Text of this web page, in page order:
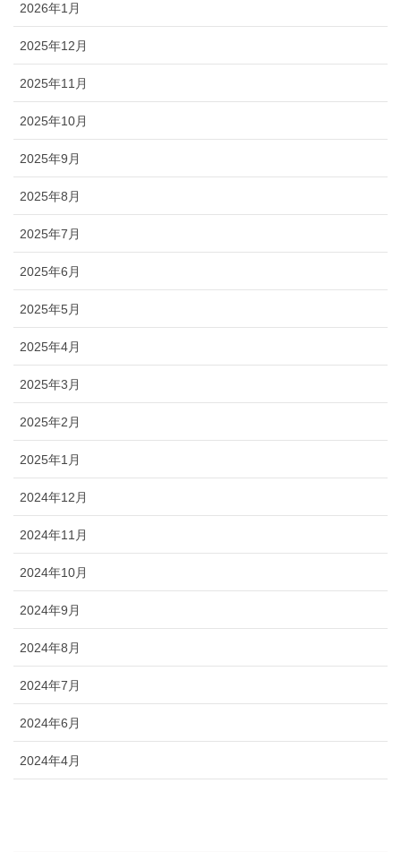
2026年1月
2025年12月
2025年11月
2025年10月
2025年9月
2025年8月
2025年7月
2025年6月
2025年5月
2025年4月
2025年3月
2025年2月
2025年1月
2024年12月
2024年11月
2024年10月
2024年9月
2024年8月
2024年7月
2024年6月
2024年4月